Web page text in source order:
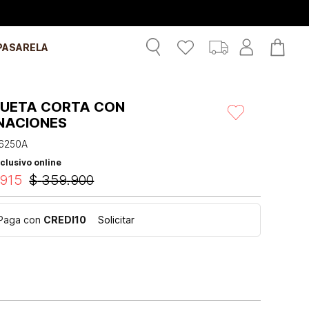
CORTA CON
online
$ 359.900
915
con CREDI10 Solicitar